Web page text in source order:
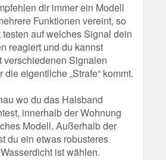
dir immer ein Modell
Funktionen vereint, so
auf welches Signal dein
reagiert und du kannst
verschiedenen Signalen
eigentliche „Strafe“ kommt.
wo du das Halsband
innerhalb der Wohnung
Modell. Außerhalb der
du ein etwas robusteres
ist wählen.